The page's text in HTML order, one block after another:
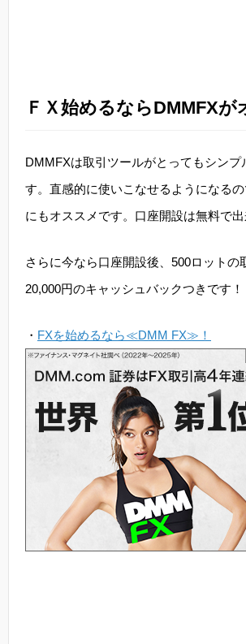
ＦＸ始めるならDMMFXが
DMMFXは取引ツールがとってもシンプ
す。直感的に使いこなせるようになる
にもオススメです。口座開設は無料で出
さらに今なら口座開設後、500ロットの
20,000円のキャッシュバックつきです！
・ FXを始めるなら≪DMM FX≫！